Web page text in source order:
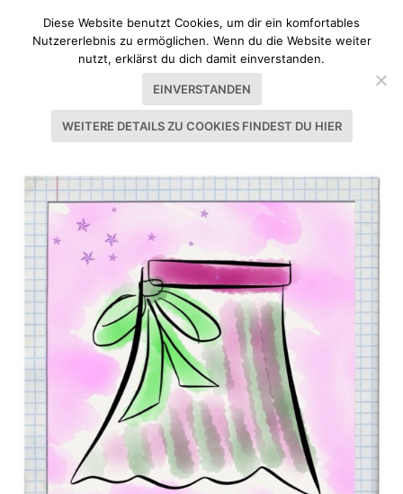
SCHLAGWORT:DIRNDLSCHÜRZE
Diese Website benutzt Cookies, um dir ein komfortables
Nutzererlebnis zu ermöglichen. Wenn du die Website weiter
nutzt, erklärst du dich damit einverstanden.
EINVERSTANDEN
WEITERE DETAILS ZU COOKIES FINDEST DU HIER